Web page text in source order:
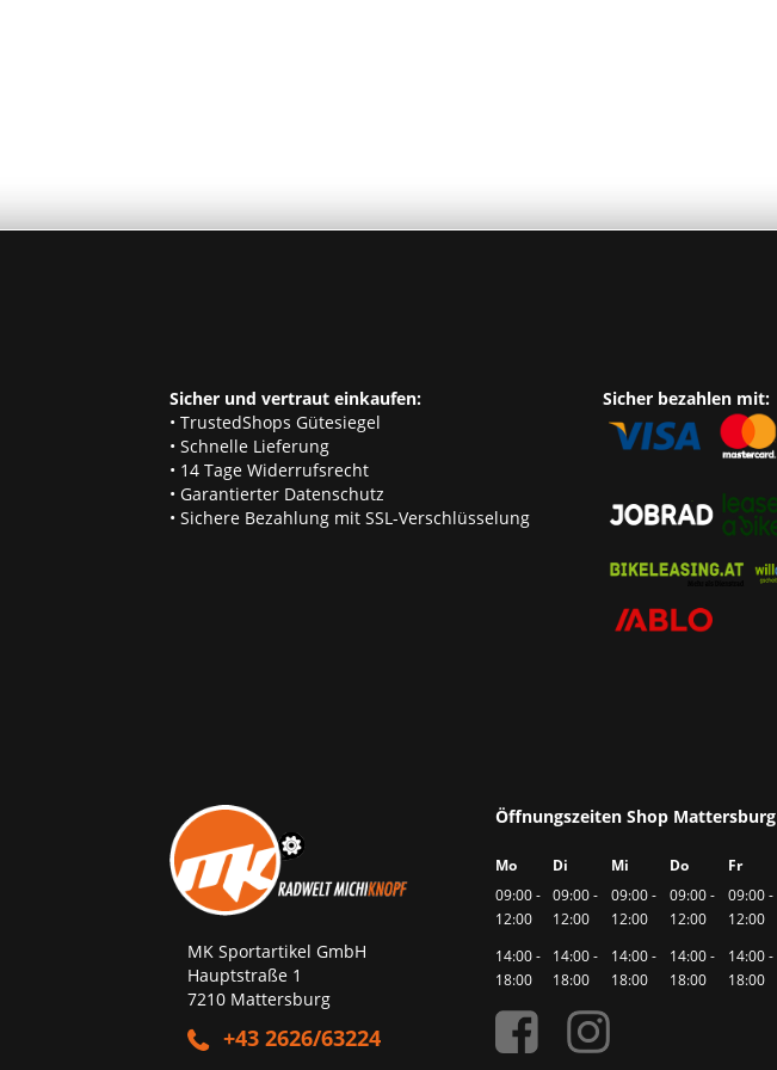
Sicher und vertraut einkaufen:
• TrustedShops Gütesiegel
• Schnelle Lieferung
• 14 Tage Widerrufsrecht
• Garantierter Datenschutz
• Sichere Bezahlung mit SSL-Verschlüsselung
Sicher bezahlen mit:
MK Sportartikel GmbH
Hauptstraße 1
7210 Mattersburg
+43 2626/63224
Öffnungszeiten Shop Mattersburg
Mo Di Mi Do Fr
09:00 -
12:00
09:00 -
12:00
09:00 -
12:00
09:00 -
12:00
09:00 -
12:00
14:00 -
18:00
14:00 -
18:00
14:00 -
18:00
14:00 -
18:00
14:00 -
18:00